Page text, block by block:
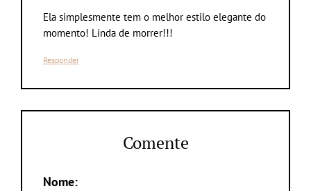
Ela simplesmente tem o melhor estilo elegante do
momento! Linda de morrer!!!
Responder
Comente
Nome: